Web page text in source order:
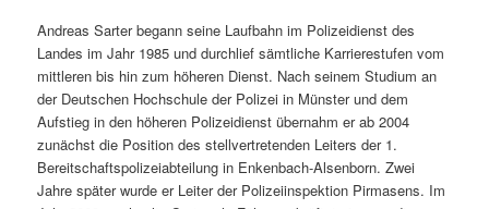
Andreas Sarter begann seine Laufbahn im Polizeidienst des
Landes im Jahr 1985 und durchlief sämtliche Karrierestufen vom
mittleren bis hin zum höheren Dienst. Nach seinem Studium an
der Deutschen Hochschule der Polizei in Münster und dem
Aufstieg in den höheren Polizeidienst übernahm er ab 2004
zunächst die Position des stellvertretenden Leiters der 1.
Bereitschaftspolizeiabteilung in Enkenbach-Alsenborn. Zwei
Jahre später wurde er Leiter der Polizeiinspektion Pirmasens. Im